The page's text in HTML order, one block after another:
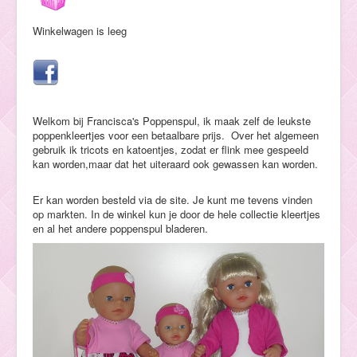
Hulp
Winkelwagen is leeg
Welkom bij Francisca's Poppenspul, ik maak zelf de leukste
poppenkleertjes voor een betaalbare prijs. Over het algemeen
gebruik ik tricots en katoentjes, zodat er flink mee gespeeld
kan worden,maar dat het uiteraard ook gewassen kan worden.
Er kan worden besteld via de site. Je kunt me tevens vinden
op markten. In de winkel kun je door de hele collectie kleertjes
en al het andere poppenspul bladeren.